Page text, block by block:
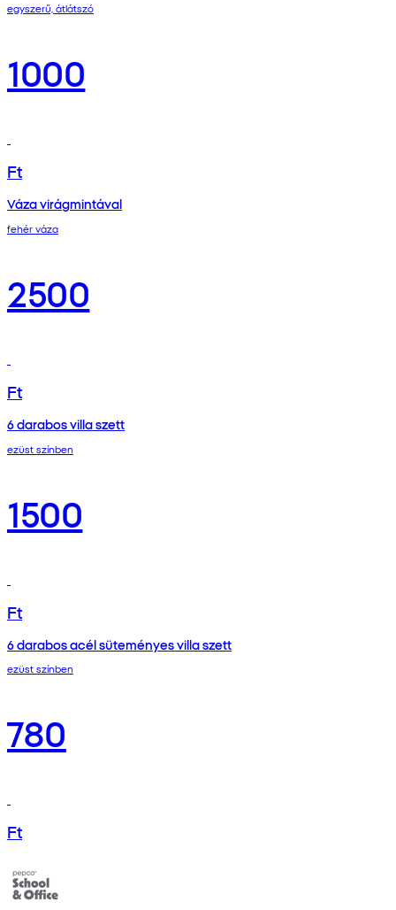
egyszerű, átlátszó
1000
Ft
Váza virágmintával
fehér váza
2500
Ft
6 darabos villa szett
ezüst színben
1500
Ft
6 darabos acél süteményes villa szett
ezüst színben
780
Ft